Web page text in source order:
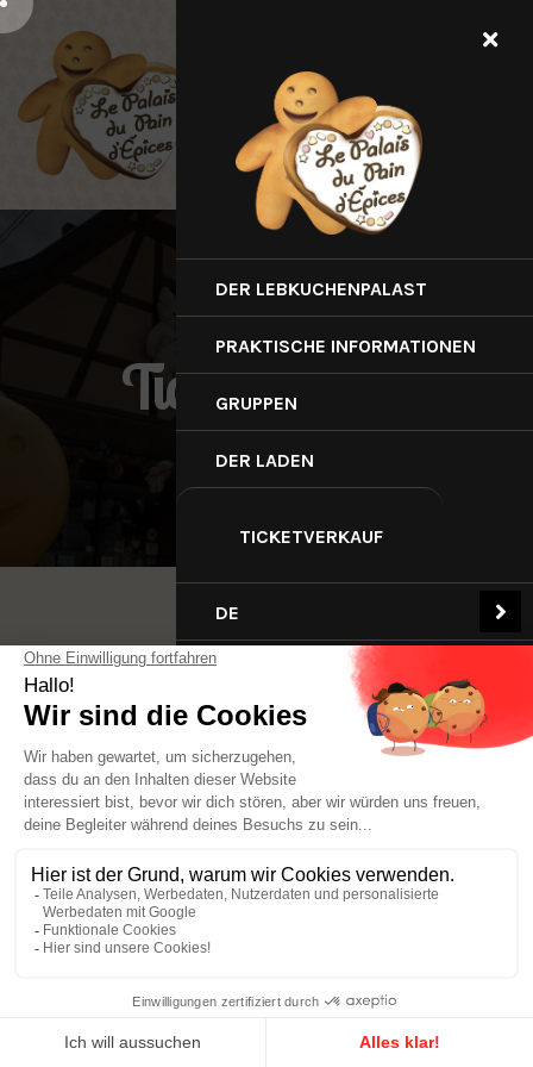
Ticketverkauf
DER LEBKUCHENPALAST
PRAKTISCHE INFORMATIONEN
GRUPPEN
DER LADEN
TICKETVERKAUF
DE
Soziale Netzwerke
Sind Sie ein Fan von Lebkuchen?
Fortwenger ©2025
Geschäftsbedingungen
Rechtliche Hinweise